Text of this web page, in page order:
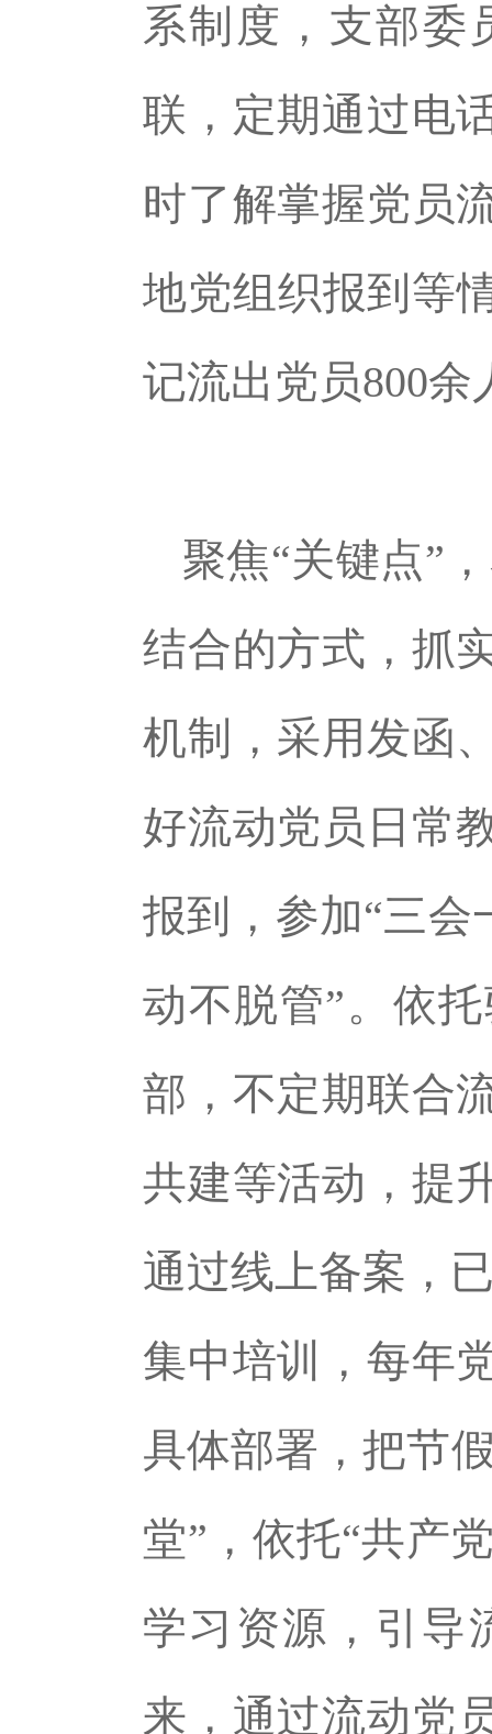
系制度，支部委
联，定期通过电
时了解掌握党员
地党组织报到等
记流出党员800
聚焦“关键点”
结合的方式，抓
机制，采用发函
好流动党员日常
报到，参加“三会
动不脱管”。依
部，不定期联合
共建等活动，提
通过线上备案，
集中培训，每年
具体部署，把节
堂”，依托“共产
学习资源，引导
来，通过流动党